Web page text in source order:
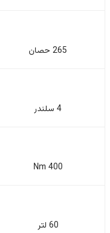
265 حصان
4 سلندر
400 Nm
60 لتر